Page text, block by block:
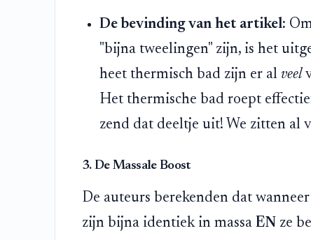
De bevinding van het artikel:
"bijna tweelingen" zijn, is het
heet thermisch bad zijn er alveel
Het thermische bad roept
zend dat deeltje uit! We zitten al
3. De Massale Boost
De auteurs berekenden dat
zijn bijna identiek in massa EN ze